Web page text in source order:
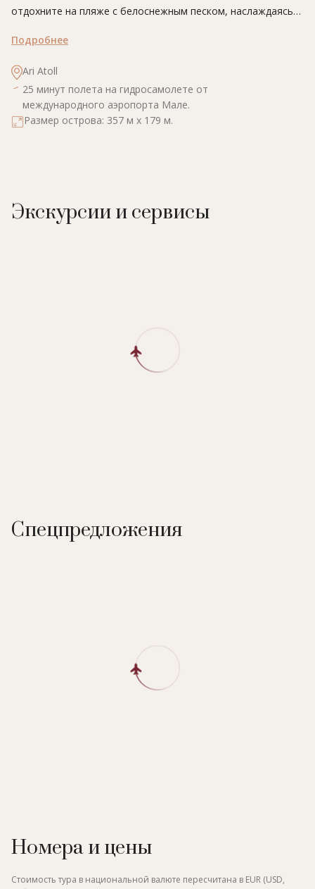
отдохните на пляже с белоснежным песком, наслаждаясь
и почувствовать себя по-настоящему счастливым!
Подробнее
Ari Atoll
25 минут полета на гидросамолете от
международного аэропорта Мале.
Размер острова: 357 м х 179 м.
Экскурсии и сервисы
Спецпредложения
Номера и цены
Стоимость тура в национальной валюте пересчитана в EUR (USD,